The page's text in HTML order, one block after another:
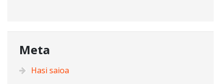
Meta
Hasi saioa